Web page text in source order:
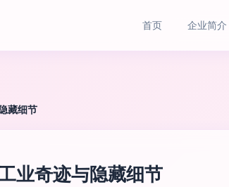
首页 企业简介
藏细节
业奇迹与隐藏细节